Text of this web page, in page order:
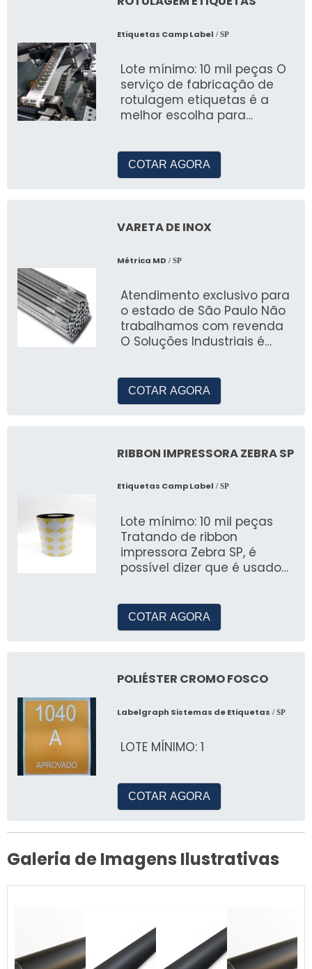
Etiquetas Camp Label / SP
Lote mínimo: 10 mil peças O
serviço de fabricação de
rotulagem etiquetas é a
melhor escolha para
COTAR AGORA
VARETA DE INOX
Métrica MD / SP
Atendimento exclusivo para
o estado de São Paulo Não
trabalhamos com revenda
O Soluções Industriais é
COTAR AGORA
RIBBON IMPRESSORA ZEBRA SP
Etiquetas Camp Label / SP
Lote mínimo: 10 mil peças
Tratando de ribbon
impressora Zebra SP, é
possível dizer que é usado
COTAR AGORA
POLIÉSTER CROMO FOSCO
Labelgraph Sistemas de Etiquetas / SP
LOTE MÍNIMO: 1
COTAR AGORA
Galeria de Imagens Ilustrativas